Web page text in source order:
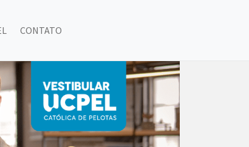
CONTATO